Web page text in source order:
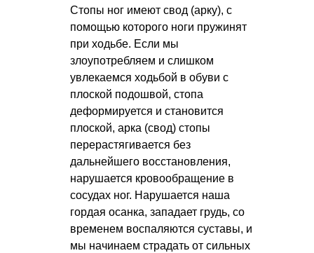
Стопы ног имеют свод (арку), с
помощью которого ноги пружинят
при ходьбе. Если мы
злоупотребляем и слишком
увлекаемся ходьбой в обуви с
плоской подошвой, стопа
деформируется и становится
плоской, арка (свод) стопы
перерастягивается без
дальнейшего восстановления,
нарушается кровообращение в
сосудах ног. Нарушается наша
гордая осанка, западает грудь, со
временем воспаляются суставы, и
мы начинаем страдать от сильных